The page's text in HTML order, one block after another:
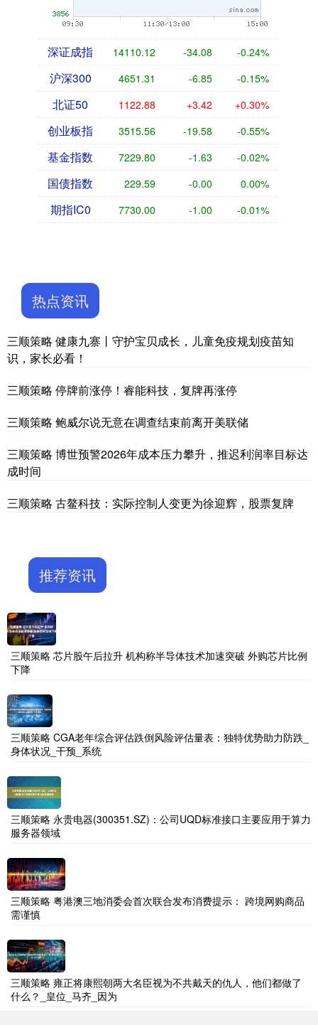
深证成指 14110.12 -34.08 -0.24%
沪深300 4651.31 -6.85 -0.15%
北证50 1122.88 +3.42 +0.30%
创业板指 3515.56 -19.58 -0.55%
基金指数 7229.80 -1.63 -0.02%
国债指数 229.59 -0.00 0.00%
期指IC0 7730.00 -1.00 -0.01%
热点资讯
三顺策略 健康九寨丨守护宝贝成长，儿童免疫规划疫苗知
识，家长必看！
三顺策略 停牌前涨停！睿能科技，复牌再涨停
三顺策略 鲍威尔说无意在调查结束前离开美联储
三顺策略 博世预警2026年成本压力攀升，推迟利润率目标达
成时间
三顺策略 古鳌科技：实际控制人变更为徐迎辉，股票复牌
推荐资讯
三顺策略 芯片股午后拉升 机构称半导体技术加速突破 外购芯片比例
下降
三顺策略 CGA老年综合评估跌倒风险评估量表：独特优势助力防跌_
身体状况_干预_系统
三顺策略 永贵电器(300351.SZ)：公司UQD标准接口主要应用于算力
服务器领域
三顺策略 粤港澳三地消委会首次联合发布消费提示： 跨境网购商品
需谨慎
三顺策略 雍正将康熙朝两大名臣视为不共戴天的仇人，他们都做了
什么？_皇位_马齐_因为